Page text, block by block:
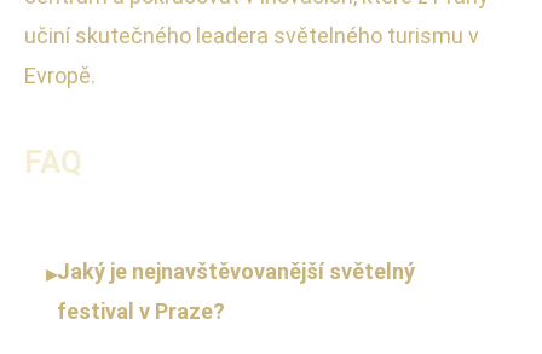
učiní skutečného leadera světelného turismu v
Evropě.
FAQ
▸Jaký je nejnavštěvovanější světelný
festival v Praze?